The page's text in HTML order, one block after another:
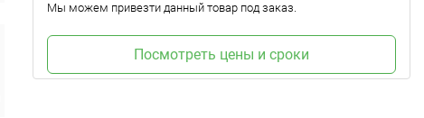
Мы можем привезти данный товар под заказ.
Посмотреть цены и сроки